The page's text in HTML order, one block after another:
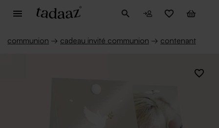
communion → cadeau invité communion → contenant